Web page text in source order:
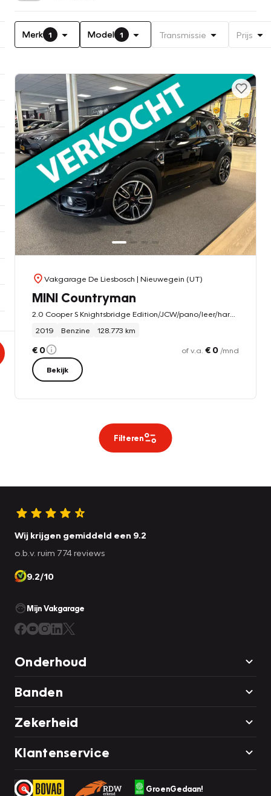
Merk 1 Model 1 Transmissie Prijs
Vakgarage De Liesbosch | Nieuwegein (UT)
MINI Countryman
2019
Benzine 128.773 km
€ 0 of v.a. € 0 /mnd
Bekijk
Filteren
Wij krijgen gemiddeld een 9.2
o.b.v. ruim 774 reviews
9.2/10
Mijn Vakgarage
Onderhoud
Banden
Zekerheid
Klantenservice
GroenGedaan!